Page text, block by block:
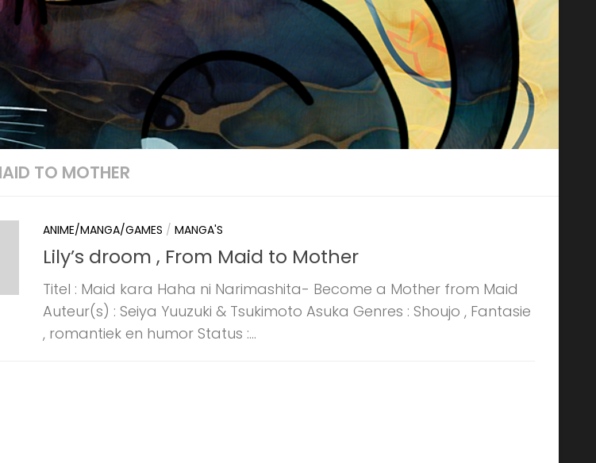
TO MOTHER
ANIME/MANGA/GAMES / MANGA'S
Lily’s droom , From Maid to Mother
Titel : Maid kara Haha ni Narimashita- Become a Mother from Maid
Auteur(s) : Seiya Yuuzuki & Tsukimoto Asuka Genres : Shoujo , Fantasie
, romantiek en humor Status :...